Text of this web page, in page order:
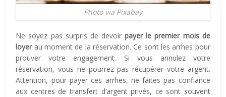
Photo via Pixabay
Ne soyez pas surpris de devoirpayer le premier mois de
loyerau moment de la réservation. Ce sont les arrhes pour
prouver votre engagement. Si vous annulez votre
réservation, vous ne pourrez pas récupérer votre argent.
Attention, pour payer ces arrhes, ne faites pas confiance
aux centres de transfert d’argent privés, ce sont souvent